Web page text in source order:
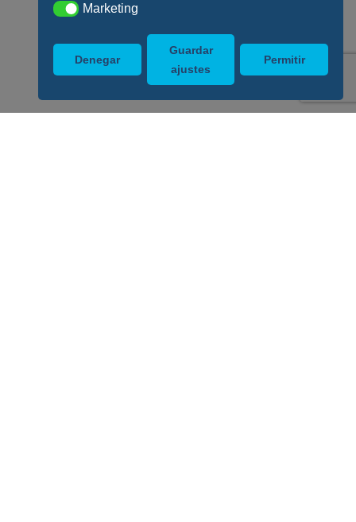
MarketingMarketing
Denegar
Guardar
ajustes
Permitir